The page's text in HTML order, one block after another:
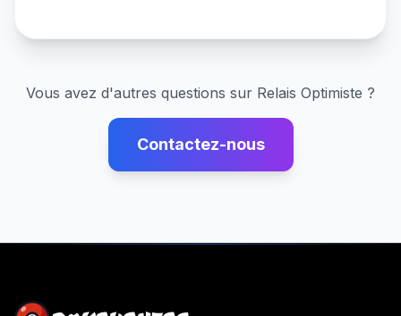
Vous avez d'autres questions sur Relais Optimiste ?
Contactez-nous